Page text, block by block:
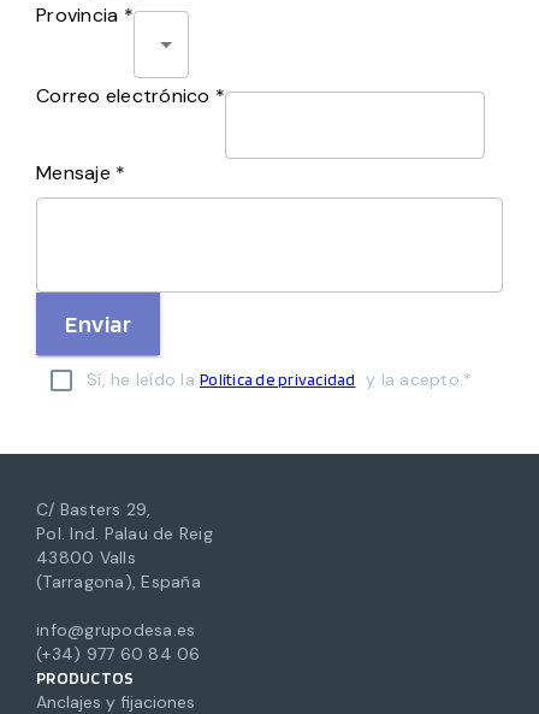
Provincia *
Correo electrónico *
Mensaje *
Enviar
Sí, he leído la Política de privacidad y la acepto.*
C/ Basters 29,
Pol. Ind. Palau de Reig
43800 Valls
(Tarragona), España
info@grupodesa.es
(+34) 977 60 84 06
PRODUCTOS
Anclajes y fijaciones